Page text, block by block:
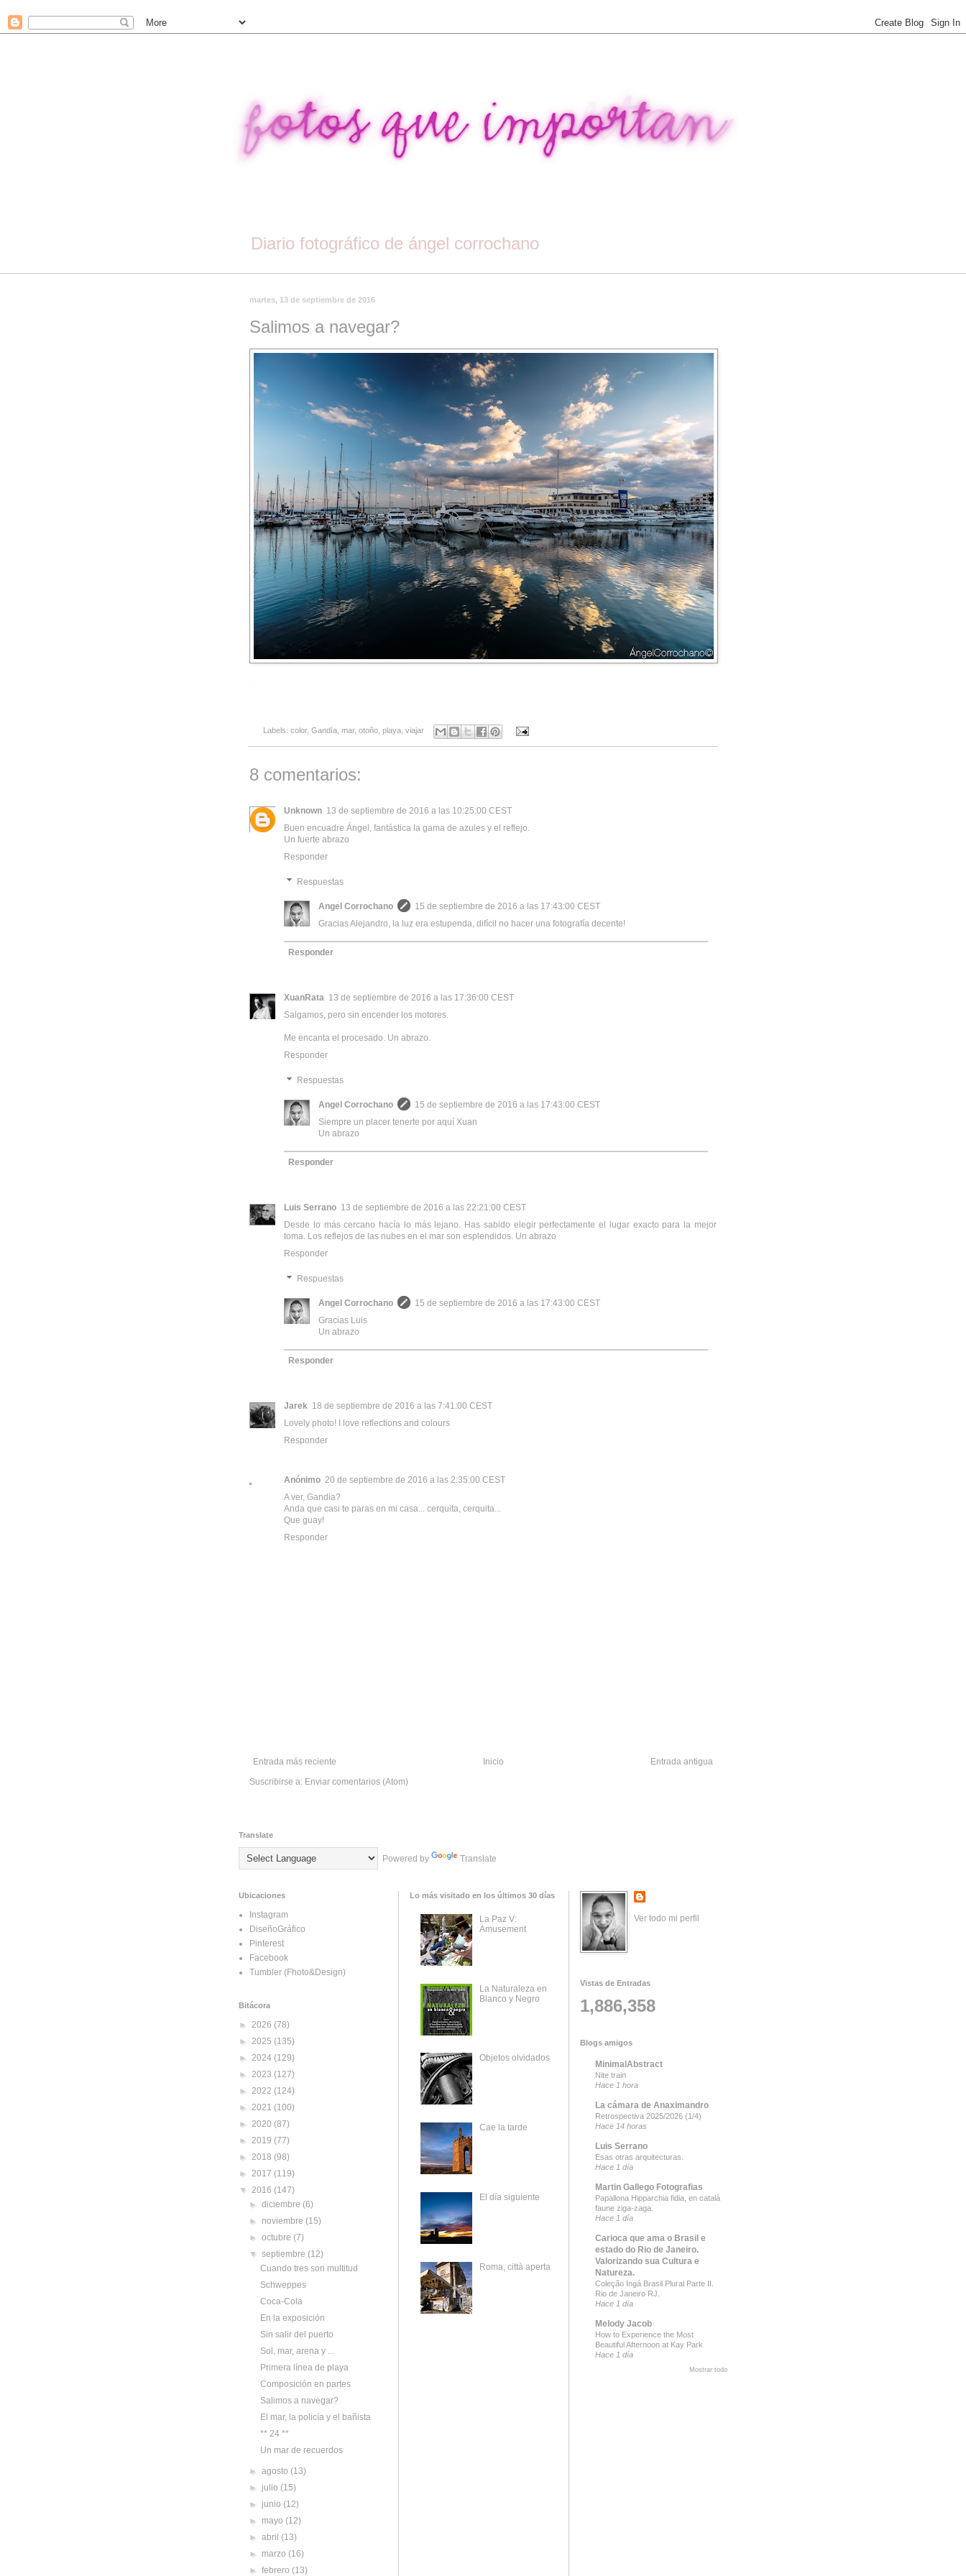
Diario fotográfico de ángel corrochano
martes, 13 de septiembre de 2016
Salimos a navegar?
Labels: color, Gandía, mar, otoño, playa, viajar
8 comentarios:
Unknown 13 de septiembre de 2016 a las 10:25:00 CEST
Buen encuadre Ángel, fantástica la gama de azules y el reflejo.
Un fuerte abrazo
Responder
Respuestas
Angel Corrochano
15 de septiembre de 2016 a las 17:43:00 CEST
Gracias Alejandro, la luz era estupenda, difícil no hacer una fotografía decente!
Responder
XuanRata 13 de septiembre de 2016 a las 17:36:00 CEST
Salgamos, pero sin encender los motores.
Me encanta el procesado. Un abrazo.
Responder
Respuestas
Angel Corrochano
15 de septiembre de 2016 a las 17:43:00 CEST
Siempre un placer tenerte por aquí Xuan
Un abrazo
Responder
Luis Serrano 13 de septiembre de 2016 a las 22:21:00 CEST
Desde lo más cercano hacía lo más lejano. Has sabido elegir perfectamente el lugar exacto para la mejor
toma. Los reflejos de las nubes en el mar son esplendidos. Un abrazo
Responder
Respuestas
Angel Corrochano
15 de septiembre de 2016 a las 17:43:00 CEST
Gracias Luis
Un abrazo
Responder
Jarek 18 de septiembre de 2016 a las 7:41:00 CEST
Lovely photo! I love reflections and colours
Responder
Anónimo 20 de septiembre de 2016 a las 2:35:00 CEST
A ver, Gandia?
Anda que casi te paras en mi casa... cerquita, cerquita...
Que guay!
Responder
Entrada más reciente Entrada antigua
Inicio
Suscribirse a: Enviar comentarios (Atom)
Translate
Powered by Translate
Ubicaciones
Instagram
DiseñoGráfico
Pinterest
Facebook
Tumbler (Fhoto&Design)
Bitácora
► 2026 (78)
► 2025 (135)
► 2024 (129)
► 2023 (127)
► 2022 (124)
► 2021 (100)
► 2020 (87)
► 2019 (77)
► 2018 (98)
► 2017 (119)
▼ 2016 (147)
►diciembre(6)
► noviembre(15)
►octubre(7)
▼septiembre(12)
Cuando tres son multitud
Schweppes
Coca-Cola
En la exposición
Sin salir del puerto
Sol, mar, arena y ...
Primera línea de playa
Composición en partes
Salimos a navegar?
El mar, la policía y el bañista
** 24 **
Un mar de recuerdos
►agosto(13)
► julio(15)
► junio(12)
► mayo(12)
►abril(13)
► marzo(16)
►febrero(13)
Lo más visitado en los últimos 30 días
La Paz V:
Amusement
La Naturaleza en
Blanco y Negro
Objetos olvidados
Cae la tarde
El día siguiente
Roma, città aperta
Ver todo mi perfil
Vistas de Entradas
1,886,358
Blogs amigos
MinimalAbstract
Nite train
Hace 1 hora
La cámara de Anaximandro
Retrospectiva 2025/2026 (1/4)
Hace 14 horas
Luis Serrano
Esas otras arquitecturas.
Hace 1 día
Martin Gallego Fotografias
Papallona Hipparchia fidia, en català
faune ziga-zaga.
Hace 1 día
Carioca que ama o Brasil e
estado do Rio de Janeiro.
Valorizando sua Cultura e
Natureza.
Coleção Ingá Brasil Plural Parte II.
Rio de Janeiro RJ.
Hace 1 día
Melody Jacob
How to Experience the Most
Beautiful Afternoon at Kay Park
Hace 1 día
Mostrar todo